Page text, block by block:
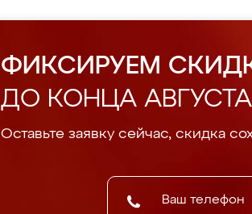
ФИКСИРУЕМ
ДО КОНЦА АВГУСТА
Оставьте заявку сейчас, скидка